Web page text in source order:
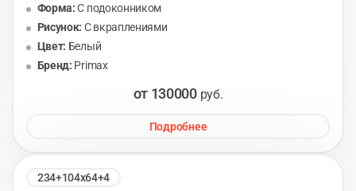
Форма: С подоконником
Рисунок: С вкраплениями
Цвет: Белый
Бренд: Primax
от 130000 руб.
Подробнее
234+104х64+4